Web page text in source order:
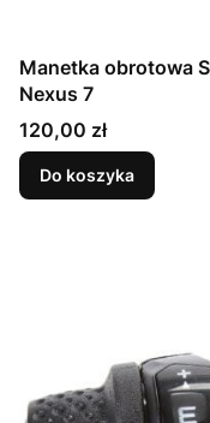
Manetka obrotowa
Nexus 7
Cena
120,00 zł
Do koszyka